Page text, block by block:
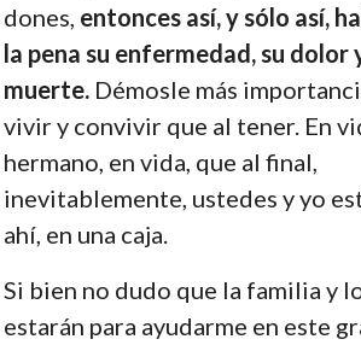
dones, entonces así, y sólo así,
la pena su enfermedad, su dolor
muerte.Démosle más
vivir y convivir que al tener. En
hermano, en vida, que al final,
inevitablemente, ustedes y yo
ahí, en una caja.
Si bien no dudo que la familia y
estarán para ayudarme en este